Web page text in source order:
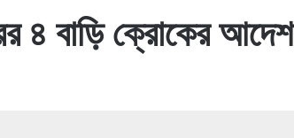
৪ বাড়ি ক্রোকের আদেশ